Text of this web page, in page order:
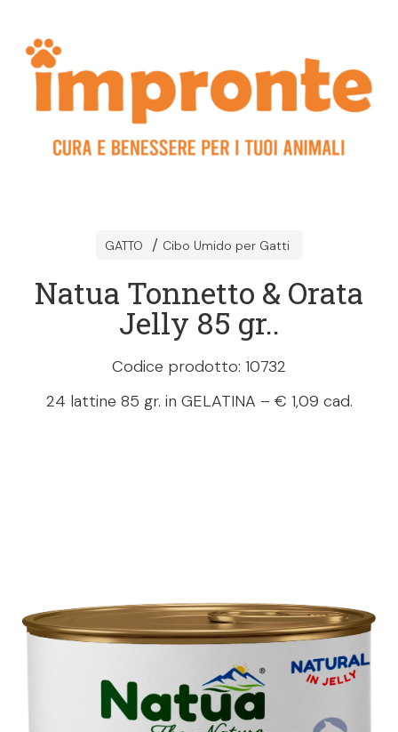
GATTO Cibo Umido per Gatti
Natua Tonnetto & Orata
Jelly 85 gr..
Codice prodotto: 10732
24 lattine 85 gr. in GELATINA – € 1,09 cad.